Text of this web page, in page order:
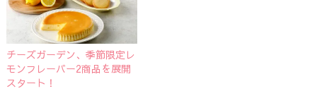
チーズガーデン、季節限定レ
モンフレーバー2商品を展開
スタート！